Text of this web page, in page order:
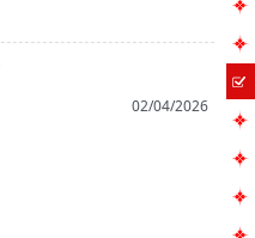
02/04/2026